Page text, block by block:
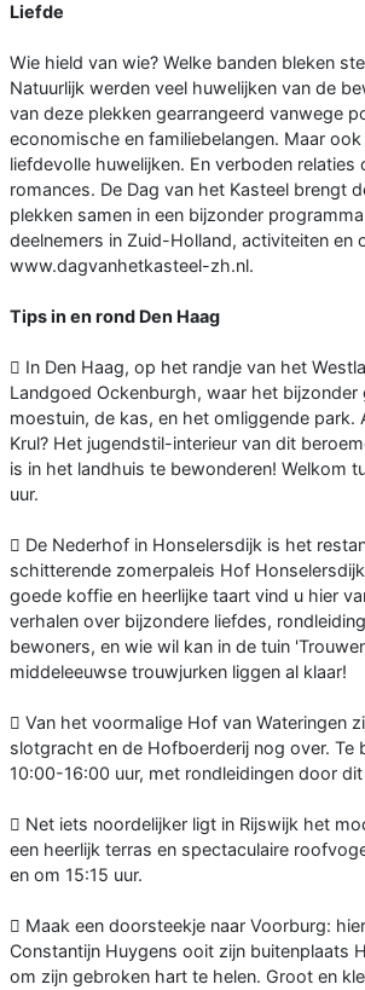
Liefde
Wie hield van wie? Welke banden bleken
Natuurlijk werden veel huwelijken van de
van deze plekken gearrangeerd vanwege
economische en familiebelangen. Maar
liefdevolle huwelijken. En verboden relaties
romances. De Dag van het Kasteel brengt
plekken samen in een bijzonder
deelnemers in Zuid-Holland, activiteiten en
www.dagvanhetkasteel-zh.nl.
Tips in en rond Den Haag
 In Den Haag, op het randje van het
Landgoed Ockenburgh, waar het bijzonder
moestuin, de kas, en het omliggende park.
Krul? Het jugendstil-interieur van dit
is in het landhuis te bewonderen! Welkom
uur.
 De Nederhof in Honselersdijk is het
schitterende zomerpaleis Hof
goede koffie en heerlijke taart vind u hier
verhalen over bijzondere liefdes,
bewoners, en wie wil kan in de tuin
middeleeuwse trouwjurken liggen al klaar!
 Van het voormalige Hof van Wateringen
slotgracht en de Hofboerderij nog over. Te
10:00-16:00 uur, met rondleidingen door
 Net iets noordelijker ligt in Rijswijk het
een heerlijk terras en spectaculaire
en om 15:15 uur.
 Maak een doorsteekje naar Voorburg:
Constantijn Huygens ooit zijn buitenplaats
om zijn gebroken hart te helen. Groot en